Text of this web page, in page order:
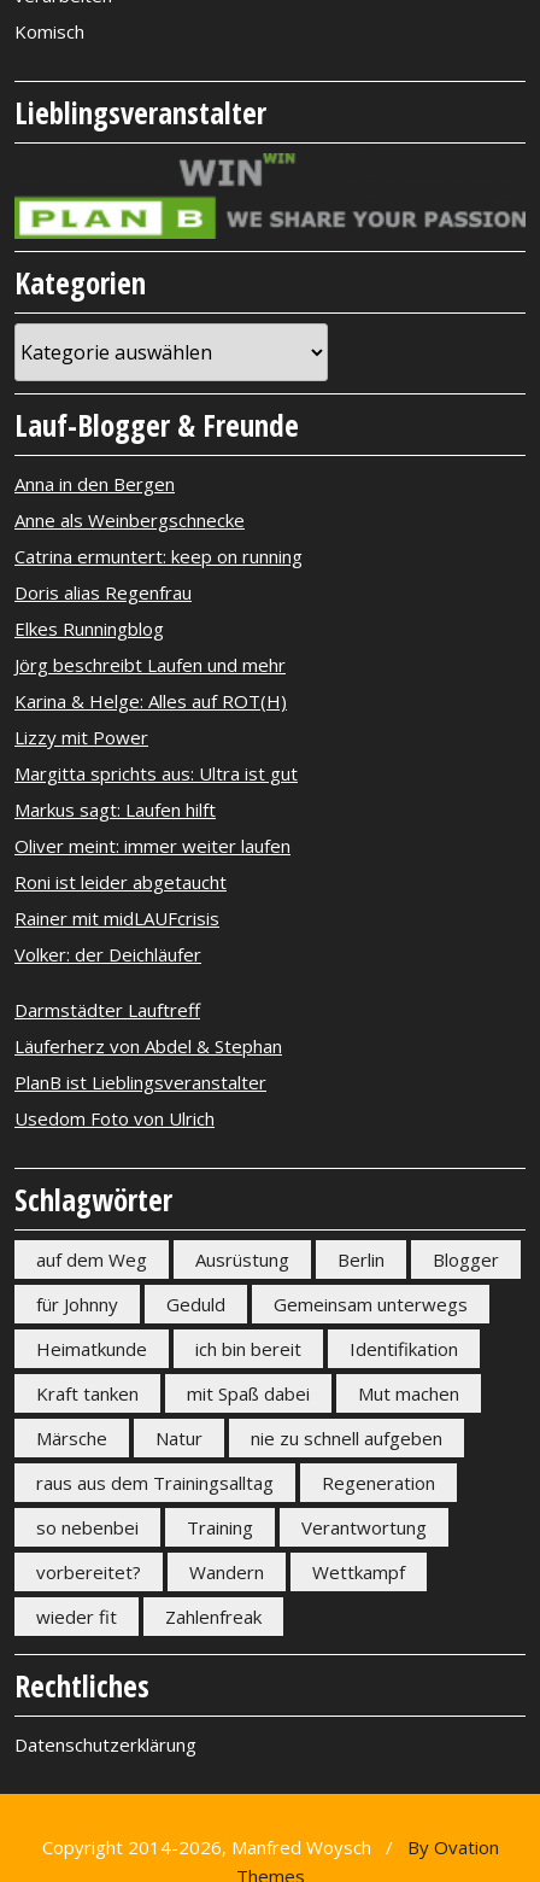
Komisch
Lieblingsveranstalter
Kategorien
Lauf-Blogger & Freunde
Anna in den Bergen
Anne als Weinbergschnecke
Catrina ermuntert: keep on running
Doris alias Regenfrau
Elkes Runningblog
Jörg beschreibt Laufen und mehr
Karina & Helge: Alles auf ROT(H)
Lizzy mit Power
Margitta sprichts aus: Ultra ist gut
Markus sagt: Laufen hilft
Oliver meint: immer weiter laufen
Roni ist leider abgetaucht
Rainer mit midLAUFcrisis
Volker: der Deichläufer
Darmstädter Lauftreff
Läuferherz von Abdel & Stephan
PlanB ist Lieblingsveranstalter
Usedom Foto von Ulrich
Schlagwörter
auf dem Weg Ausrüstung Berlin
Blogger
für Johnny
Geduld
Gemeinsam unterwegs
Heimatkunde
ich bin bereit
Identifikation
Kraft tanken
mit Spaß dabei
Mut machen
Märsche
Natur
nie zu schnell aufgeben
raus aus dem Trainingsalltag
Regeneration
so nebenbei
Training
Verantwortung
vorbereitet?
Wandern
Wettkampf
wieder fit
Zahlenfreak
Rechtliches
Datenschutzerklärung
Copyright 2014-2026, Manfred Woysch /
By Ovation
Themes